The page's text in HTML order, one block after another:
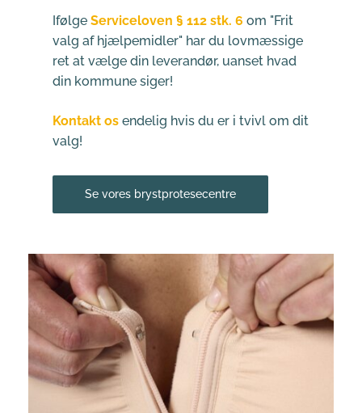
Ifølge Serviceloven § 112 stk. 6 om "Frit
valg af hjælpemidler" har du lovmæssige
ret at vælge din leverandør, uanset hvad
din kommune siger!
Kontakt os endelig hvis du er i tvivl om dit
valg!
Se vores brystprotesecentre